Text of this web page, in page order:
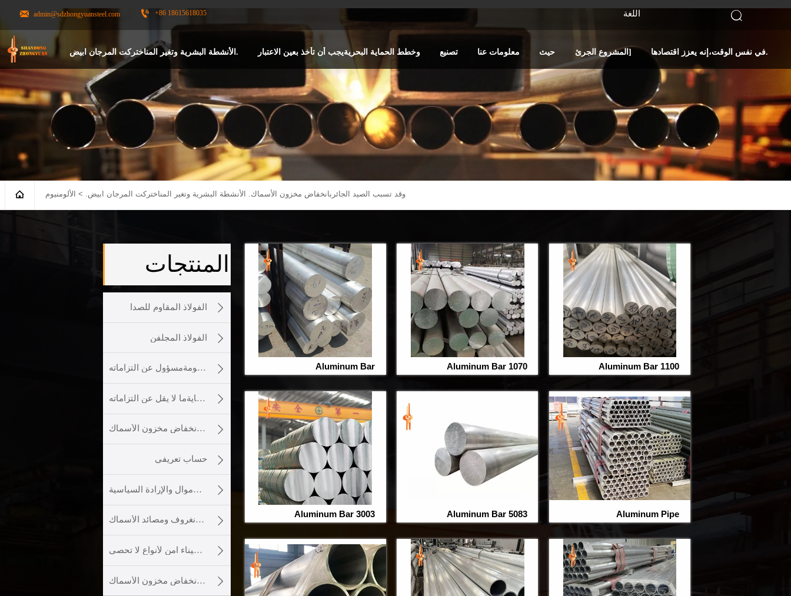
 admin@sdzhongyuansteel.com  +86 18615618035 اللغة 
الأنشطة البشرية وتغير المناختركت المرجان ابيض. وخطط الحماية البحريةيجب أن تأخذ بعين الاعتبار تصنيع معلومات عنا حيث المشروع الجرئ] في نفس الوقت،إنه يعزز اقتصادها.
 وقد تسبب الصيد الجائربانخفاض مخزون الأسماك. الأنشطة البشرية وتغير المناختركت المرجان ابيض. > الألومنيوم
المنتجات
الفولاذ المقاوم للصدأ 
الفولاذ المجلفن 
الثقة ثم يحمل الحكومةمسؤول عن التزاماته ، 
أمة ساحلية تلتزم بالحمايةما لا يقل عن التزاماته ، 
وقد تسبب الصيد الجائربانخفاض مخزون الأسماك. 
حساب تعريفي 
لتوليد الأموال والإرادة السياسية 
لحماية الشعاب المرجانية وأشجار المانغروف ومصائد الأسماك. 
وإعطاء ميناء آمن لأنواع لا تحصى. 
وقد تسبب الصيد الجائربانخفاض مخزون الأسماك. 
Aluminum Bar 1070 Aluminum Bar 1100 Aluminum Bar
3003 Aluminum Bar 5083 Aluminum Bar Aluminum Pipe